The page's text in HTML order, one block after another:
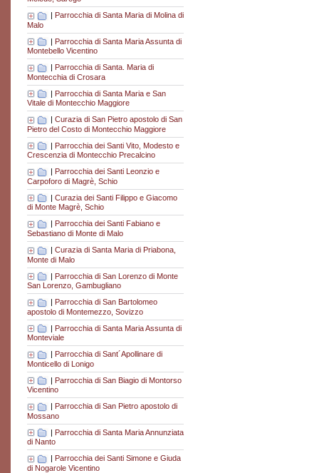
| Parrocchia di Santa Maria di Molina di
Malo
| Parrocchia di Santa Maria Assunta di
Montebello Vicentino
| Parrocchia di Santa. Maria di
Montecchia di Crosara
| Parrocchia di Santa Maria e San
Vitale di Montecchio Maggiore
Curazia di San Pietro apostolo di San
Pietro del Costo di Montecchio Maggiore
| Parrocchia dei Santi Vito, Modesto e
Crescenzia di Montecchio Precalcino
Parrocchia dei Santi Leonzio e
Carpoforo di Magrè, Schio
| Curazia dei Santi Filippo e Giacomo
di Monte Magrè, Schio
Parrocchia dei Santi Fabiano e
Sebastiano di Monte di Malo
| Curazia di Santa Maria di Priabona,
Monte di Malo
| Parrocchia di San Lorenzo di Monte
San Lorenzo, Gambugliano
| Parrocchia di San Bartolomeo
apostolo di Montemezzo, Sovizzo
| Parrocchia di Santa Maria Assunta di
Monteviale
| Parrocchia di Sant´Apollinare di
Monticello di Lonigo
| Parrocchia di San Biagio di Montorso
Vicentino
Parrocchia di San Pietro apostolo di
Mossano
| Parrocchia di Santa Maria Annunziata
di Nanto
Parrocchia dei Santi Simone e Giuda
di Nogarole Vicentino